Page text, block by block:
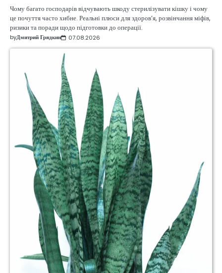
Чому багато господарів відчувають шкоду стерилізувати кішку і чому
це почуття часто хибне. Реальні плюси для здоров’я, розвінчання міфів,
ризики та поради щодо підготовки до операції.
byДмитрий Грядкин 07.08.2026